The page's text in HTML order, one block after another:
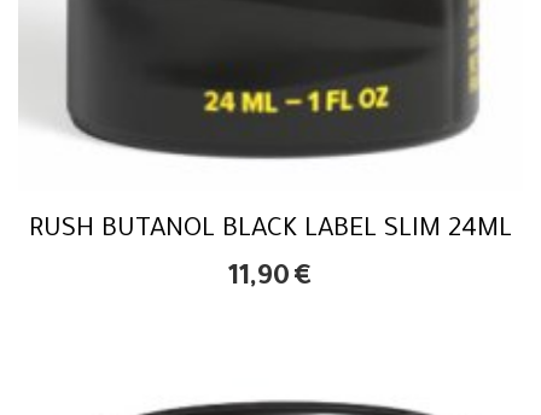
RUSH BUTANOL BLACK LABEL SLIM 24ML
11,90 €